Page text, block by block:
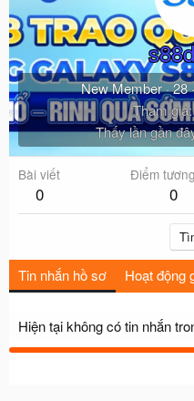
New Member·28·
Tham gia
Thấy lần gần
Bài viết
0
Điểm
0
Tin nhắn hồ sơ Hoạt động
Hiện tại không có tin nhắn